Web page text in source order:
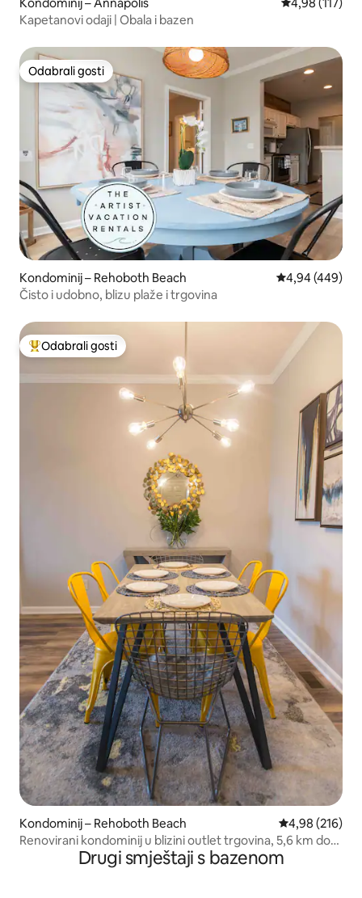
Kapetanovi odaji | Obala i bazen
Odabrali gosti
Odabrali gosti
Kondominij – Rehoboth Beach Prosječna
4,94 (449)
Čisto i udobno, blizu plaže i trgovina
Među najviše rangiranima s oznakom „Odabrali gosti”
Odabrali gosti
Kondominij – Rehoboth Beach Prosječna
4,98 (216)
Renovirani kondominij u blizini outlet trgovina, 5,6 km do
Drugi smještaji s bazenom